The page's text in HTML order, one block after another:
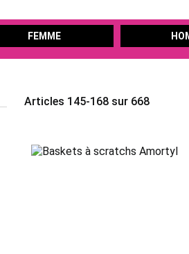
FEMME
Articles 145-168sur 668